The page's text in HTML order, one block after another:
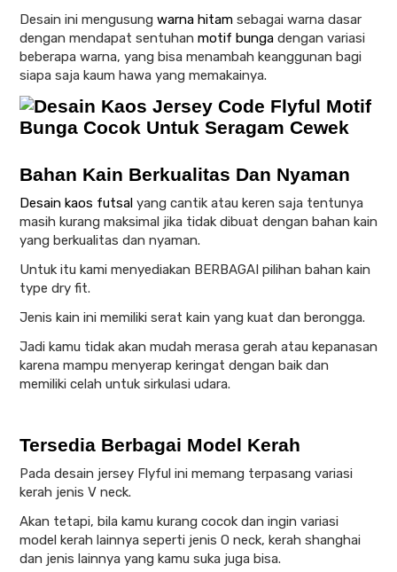
Desain ini mengusung warna hitam sebagai warna dasar
dengan mendapat sentuhan motif bunga dengan variasi
beberapa warna, yang bisa menambah keanggunan bagi
siapa saja kaum hawa yang memakainya.
Bahan Kain Berkualitas Dan Nyaman
Desain kaos futsal yang cantik atau keren saja tentunya
masih kurang maksimal jika tidak dibuat dengan bahan kain
yang berkualitas dan nyaman.
Untuk itu kami menyediakan BERBAGAI pilihan bahan kain
type dry fit.
Jenis kain ini memiliki serat kain yang kuat dan berongga.
Jadi kamu tidak akan mudah merasa gerah atau kepanasan
karena mampu menyerap keringat dengan baik dan
memiliki celah untuk sirkulasi udara.
Tersedia Berbagai Model Kerah
Pada desain jersey Flyful ini memang terpasang variasi
kerah jenis V neck.
Akan tetapi, bila kamu kurang cocok dan ingin variasi
model kerah lainnya seperti jenis O neck, kerah shanghai
dan jenis lainnya yang kamu suka juga bisa.